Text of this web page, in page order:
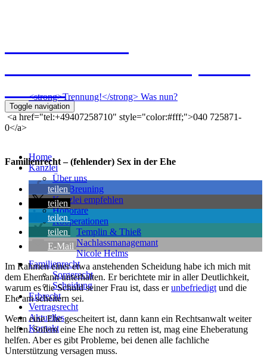
Hamburg
Toggle navigation
Home
Kanzlei
Über uns
Kai Breuning
Kanzlei empfehlen
Honorare
Kooperationen
Templin & Thieß
Nachlassmanagemant
Nicole Helms
Familienrecht
Sorgerecht
Scheidung
Erbrecht
Vertragsrecht
Aktuelles
Kontakt
<strong>Trennung!</strong> Was nun?
<a href="tel:+49407258710" style="color:#fff;">040 725871-
0</a>
Familienrecht – (fehlender) Sex in der Ehe
teilen
teilen
teilen
teilen
E-Mail
Im Rahmen einer etwa anstehenden Scheidung habe ich mich mit
dem Ehemann unterhalten. Er berichtete mir in aller Deutlichkeit,
warum es die Schuld seiner Frau ist, dass erunbefriedigt und die
Ehe am scheitern sei.
Wenn eine Ehe gescheitert ist, dann kann ein Rechtsanwalt weiter
helfen. Sofern eine Ehe noch zu retten ist, mag eine Eheberatung
helfen. Aber es gibt Probleme, bei denen alle fachliche
Unterstützung versagen muss.